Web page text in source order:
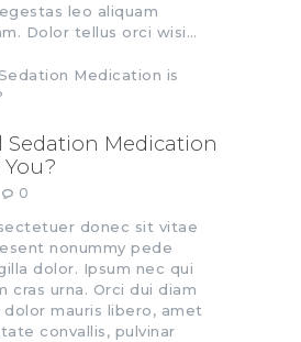
leo aliquam
Dolor tellus orci wisi…
Sedation Medication
0
donec sit vitae
nonummy pede
dolor. Ipsum nec qui
cras urna. Orci dui diam
mauris libero, amet
convallis, pulvinar